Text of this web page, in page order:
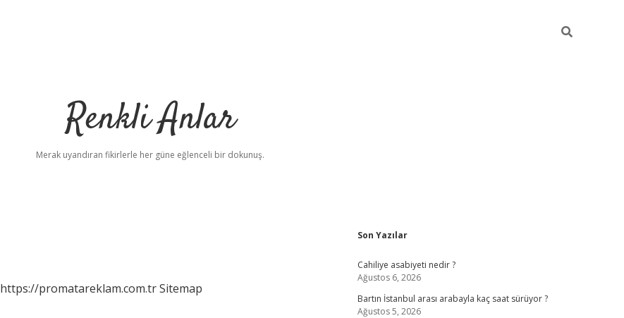
Renkli Anlar
Merak uyandıran fikirlerle her güne eğlenceli bir dokunuş.
https://promatareklam.com.trSitemap
Sidebar
Son Yazılar
Cahiliye asabiyeti nedir ?
Ağustos 6, 2026
Bartın İstanbul arası arabayla kaç saat sürüyor ?
Ağustos 5, 2026